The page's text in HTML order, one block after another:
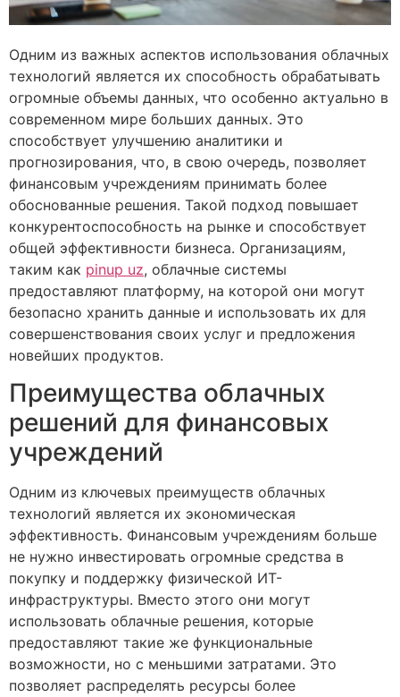
Одним из важных аспектов использования облачных
технологий является их способность обрабатывать
огромные объемы данных, что особенно актуально в
современном мире больших данных. Это
способствует улучшению аналитики и
прогнозирования, что, в свою очередь, позволяет
финансовым учреждениям принимать более
обоснованные решения. Такой подход повышает
конкурентоспособность на рынке и способствует
общей эффективности бизнеса. Организациям,
таким как pinup uz, облачные системы
предоставляют платформу, на которой они могут
безопасно хранить данные и использовать их для
совершенствования своих услуг и предложения
новейших продуктов.
Преимущества облачных
решений для финансовых
учреждений
Одним из ключевых преимуществ облачных
технологий является их экономическая
эффективность. Финансовым учреждениям больше
не нужно инвестировать огромные средства в
покупку и поддержку физической ИТ-
инфраструктуры. Вместо этого они могут
использовать облачные решения, которые
предоставляют такие же функциональные
возможности, но с меньшими затратами. Это
позволяет распределять ресурсы более